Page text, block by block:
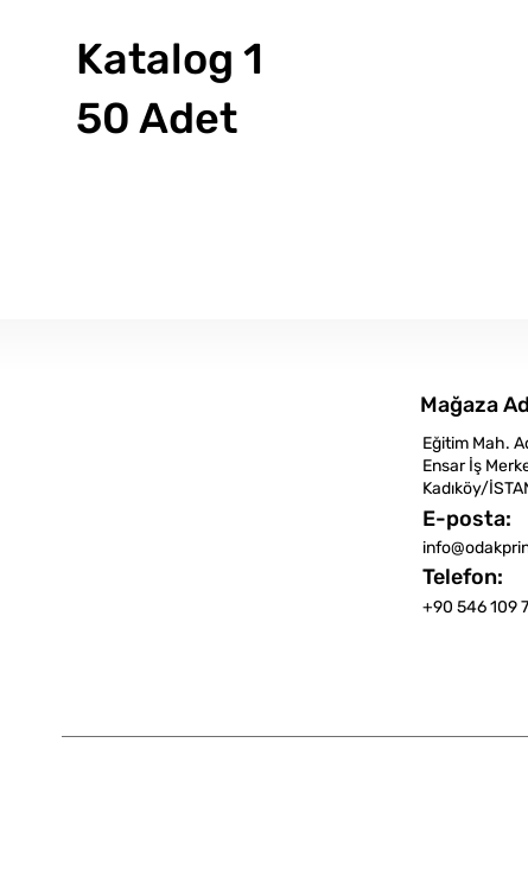
Katalog 1
50 Adet
Mağaza
Eğitim Mah.
Ensar İş
Kadıköy/
E-posta:
Telefon:
+90 546 109